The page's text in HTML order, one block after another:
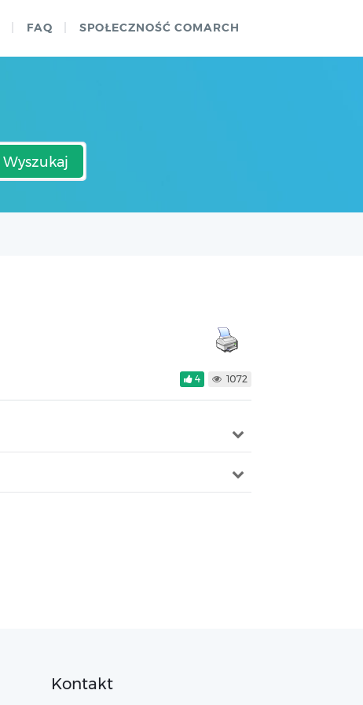
FAQ SPOŁECZNOŚĆ COMARCH
Wyszukaj
4 1072
Kontakt